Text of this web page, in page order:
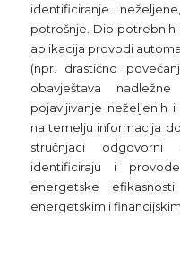
identificiranje
potrošnje. Dio potrebnih
aplikacija provodi
(npr. drastično
obavještava
pojavljivanje neželjenih
na temelju informacija
stručnjaci odgovorni
identificiraju i
energetske
energetskim i